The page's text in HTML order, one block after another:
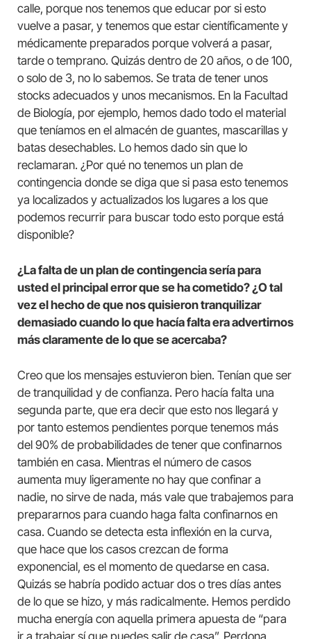
calle, porque nos tenemos que educar por si esto
vuelve a pasar, y tenemos que estar científicamente y
médicamente preparados porque volverá a pasar,
tarde o temprano. Quizás dentro de 20 años, o de 100,
o solo de 3, no lo sabemos. Se trata de tener unos
stocks adecuados y unos mecanismos. En la Facultad
de Biología, por ejemplo, hemos dado todo el material
que teníamos en el almacén de guantes, mascarillas y
batas desechables. Lo hemos dado sin que lo
reclamaran. ¿Por qué no tenemos un plan de
contingencia donde se diga que si pasa esto tenemos
ya localizados y actualizados los lugares a los que
podemos recurrir para buscar todo esto porque está
disponible?
¿La falta de un plan de contingencia sería para
usted el principal error que se ha cometido? ¿O tal
vez el hecho de que nos quisieron tranquilizar
demasiado cuando lo que hacía falta era advertirnos
más claramente de lo que se acercaba?
Creo que los mensajes estuvieron bien. Tenían que ser
de tranquilidad y de confianza. Pero hacía falta una
segunda parte, que era decir que esto nos llegará y
por tanto estemos pendientes porque tenemos más
del 90% de probabilidades de tener que confinarnos
también en casa. Mientras el número de casos
aumenta muy ligeramente no hay que confinar a
nadie, no sirve de nada, más vale que trabajemos para
prepararnos para cuando haga falta confinarnos en
casa. Cuando se detecta esta inflexión en la curva,
que hace que los casos crezcan de forma
exponencial, es el momento de quedarse en casa.
Quizás se habría podido actuar dos o tres días antes
de lo que se hizo, y más radicalmente. Hemos perdido
mucha energía con aquella primera apuesta de “para